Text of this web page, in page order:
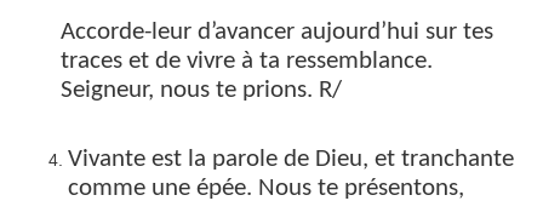
Accorde-leur d’avancer aujourd’hui sur tes
traces et de vivre à ta ressemblance.
Seigneur, nous te prions. R/
Vivante est la parole de Dieu, et tranchante
comme une épée. Nous te présentons,